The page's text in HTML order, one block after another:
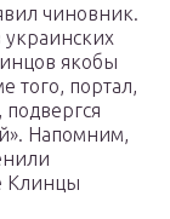
чиновник.
якобы
того, портал,
Напомним,
Клинцы